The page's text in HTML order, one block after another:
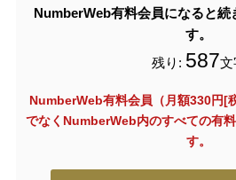
NumberWeb有料会員になると続
す。
残り: 587文
NumberWeb有料会員（月額330円[
でなく NumberWeb内のすべての有
す。